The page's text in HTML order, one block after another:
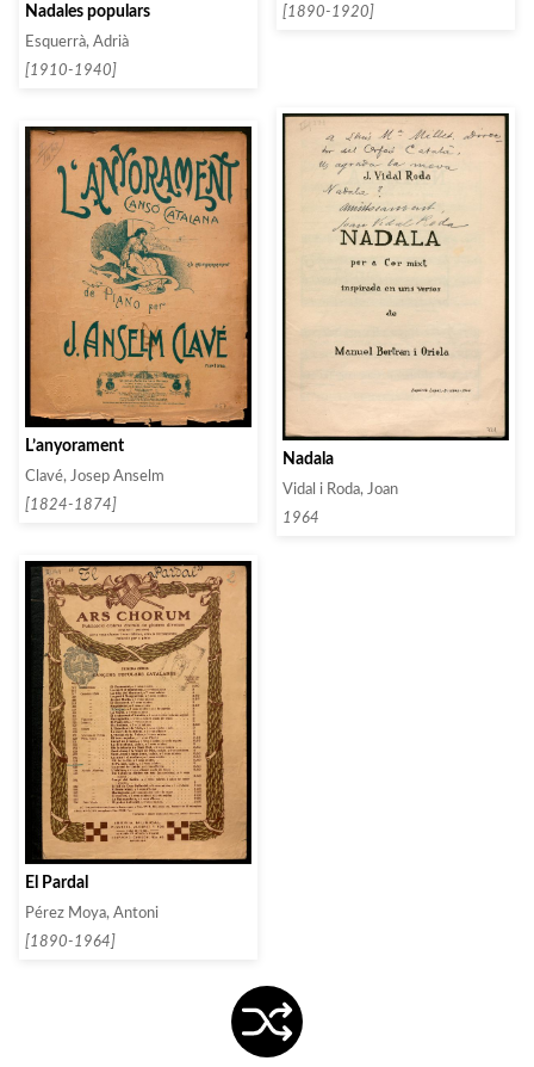
Nadales populars
Esquerrà, Adrià
[1910-1940]
[1890-1920]
L’anyorament
Clavé, Josep Anselm
[1824-1874]
Nadala
Vidal i Roda, Joan
1964
El Pardal
Pérez Moya, Antoni
[1890-1964]